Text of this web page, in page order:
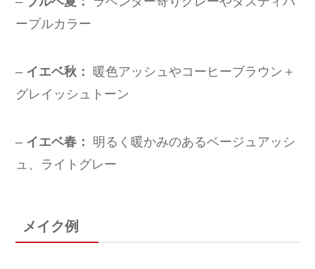
ープルカラー
– イエベ秋：
暖色アッシュやコーヒーブラウン＋
グレイッシュトーン
– イエベ春：
明るく暖かみのあるベージュアッシ
ュ、ライトグレー
メイク例